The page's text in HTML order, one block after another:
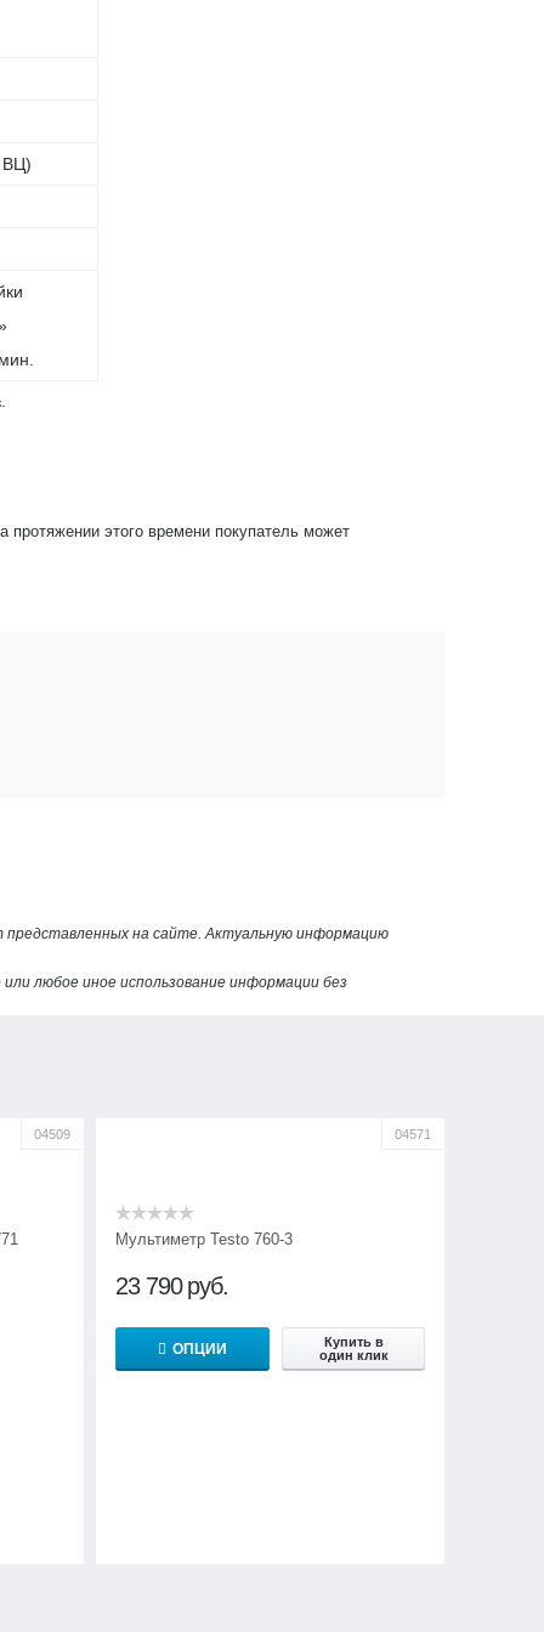
ВЦ)
.
протяжении этого времени покупатель может
представленных на сайте. Актуальную информацию
любое иное использование информации без
04509 04571
Мультиметр Testo 760-3
23 790 руб.
ОПЦИИ
Купить в
один клик